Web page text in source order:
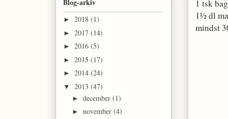
1 tsk
1½ dl
mindst
Blog-arkiv
►2018(1)
►2017(14)
►2016(5)
►2015(17)
►2014(24)
▼2013(47)
►december(1)
►november(4)